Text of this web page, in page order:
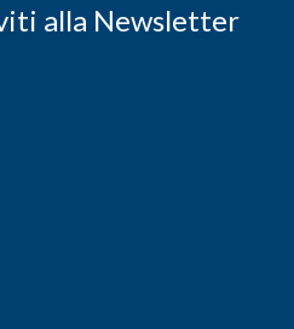
alla Newsletter